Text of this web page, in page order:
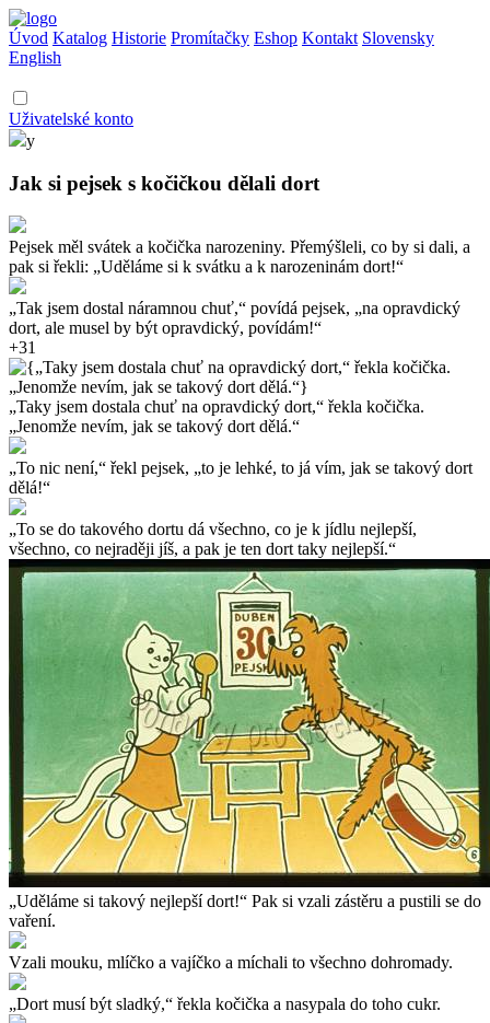
Úvod Katalog Historie Promítačky Eshop Kontakt Slovensky
English
Uživatelské konto
y
Jak si pejsek s kočičkou dělali dort
Pejsek měl svátek a kočička narozeniny. Přemýšleli, co by si dali, a
pak si řekli: „Uděláme si k svátku a k narozeninám dort!“
„Tak jsem dostal náramnou chuť,“ povídá pejsek, „na opravdický
dort, ale musel by být opravdický, povídám!“
+31
„Taky jsem dostala chuť na opravdický dort,“ řekla kočička.
„Jenomže nevím, jak se takový dort dělá.“
„To nic není,“ řekl pejsek, „to je lehké, to já vím, jak se takový dort
dělá!“
„To se do takového dortu dá všechno, co je k jídlu nejlepší,
všechno, co nejraději jíš, a pak je ten dort taky nejlepší.“
„Uděláme si takový nejlepší dort!“ Pak si vzali zástěru a pustili se do
vaření.
Vzali mouku, mlíčko a vajíčko a míchali to všechno dohromady.
„Dort musí být sladký,“ řekla kočička a nasypala do toho cukr.